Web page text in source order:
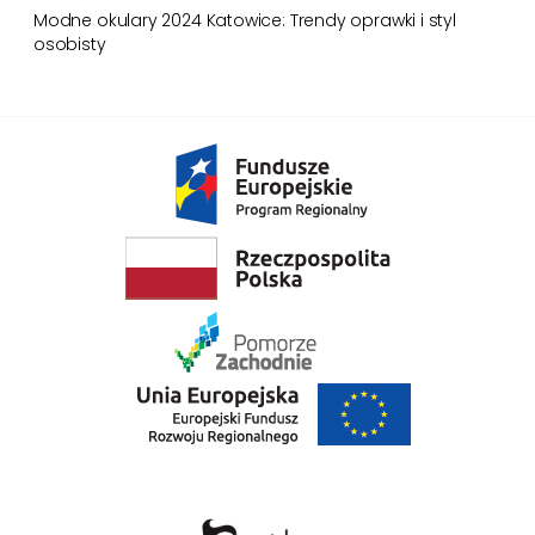
Modne okulary 2024 Katowice: Trendy oprawki i styl
osobisty